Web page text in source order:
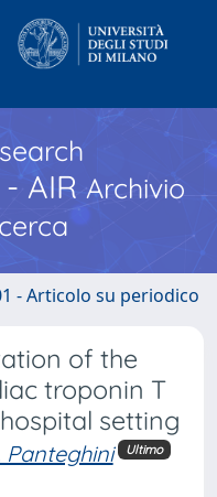
- AIR Archivio
- Articolo su periodico
of the
troponin T
setting
Panteghini Ultimo